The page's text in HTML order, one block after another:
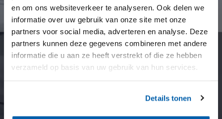
en om ons websiteverkeer te analyseren. Ook delen we
informatie over uw gebruik van onze site met onze
partners voor social media, adverteren en analyse. Deze
partners kunnen deze gegevens combineren met andere
informatie die u aan ze heeft verstrekt of die ze hebben
verzameld op basis van uw gebruik van hun services.
Details tonen